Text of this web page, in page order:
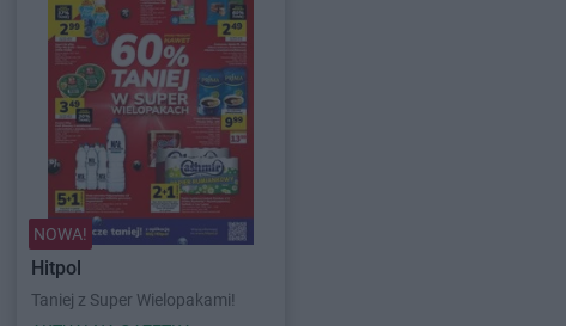
NOWA!
Hitpol
Taniej z Super Wielopakami!